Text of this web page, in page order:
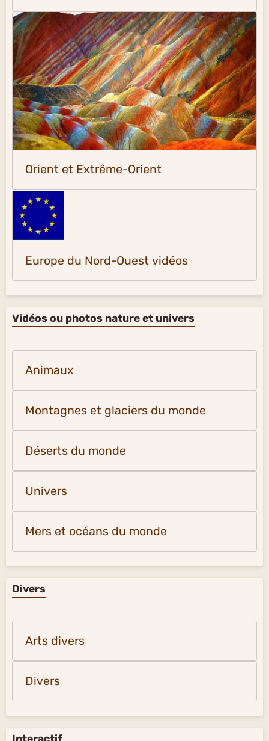
Orient et Extrême-Orient
Europe du Nord-Ouest vidéos
Vidéos ou photos nature et univers
Animaux
Montagnes et glaciers du monde
Déserts du monde
Univers
Mers et océans du monde
Divers
Arts divers
Divers